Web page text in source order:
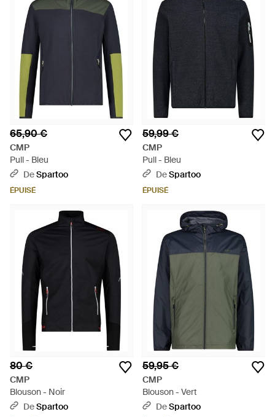
65,90 €
CMP
Pull - Bleu
DeSpartoo
ÉPUISÉ
59,99 €
CMP
Pull - Bleu
DeSpartoo
ÉPUISÉ
80 €
CMP
Blouson - Noir
DeSpartoo
59,95 €
CMP
Blouson - Vert
DeSpartoo